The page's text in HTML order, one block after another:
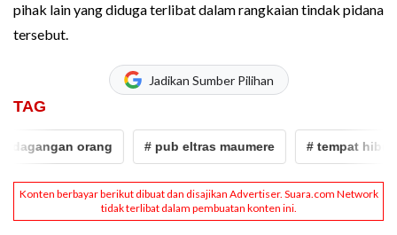
pihak lain yang diduga terlibat dalam rangkaian tindak pidana
tersebut.
Jadikan Sumber Pilihan
TAG
orang # pub eltras maumere # tempat hiburan